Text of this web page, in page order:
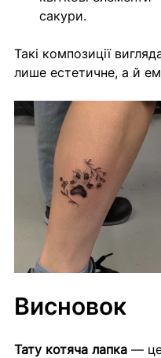
сакури.
Такі композиції
лише естетичне, а й
Висновок
Тату котяча лапка — це